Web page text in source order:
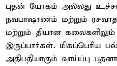
புதன் யோகம் அல்லது
நவபாஷாணம் மற்றும்
மற்றும் தியான
இருப்பார்கள். மிகப்பெரிய
அதிபதியாகும் வாய்ப்பு